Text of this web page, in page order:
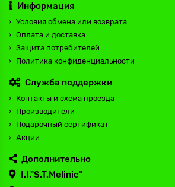
Информация
Условия обмена или возврата
Оплата и доставка
Защита потребителей
Политика конфиденциальности
Служба поддержки
Контакты и схема проезда
Производители
Подарочный сертификат
Акции
Дополнительно
I.I."S.T.Melinic"